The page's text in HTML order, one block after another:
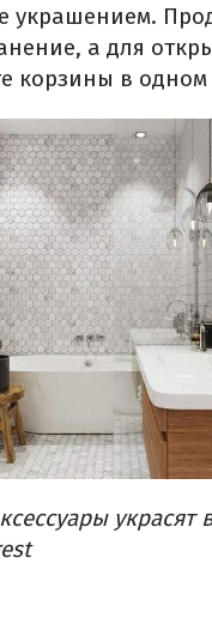
украшением.
а для
корзины в одном
украсят